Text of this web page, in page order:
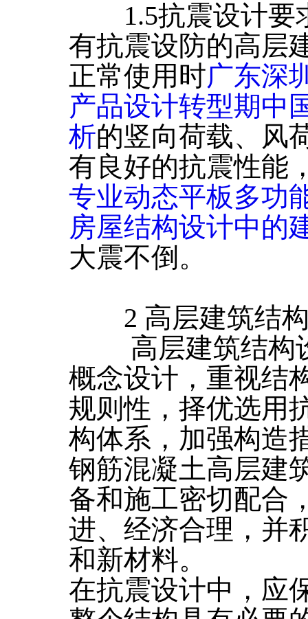
1.5抗震设计要
有抗震设防的高层
正常使用时广东深
产品设计转型期中
析的竖向荷载、风
有良好的抗震性能
专业动态平板多功
房屋结构设计中的
大震不倒。
2 高层建筑结构
高层建筑结构设
概念设计，重视结
规则性，择优选用
构体系，加强构造
钢筋混凝土高层建
备和施工密切配合
进、经济合理，并
和新材料。
在抗震设计中，应